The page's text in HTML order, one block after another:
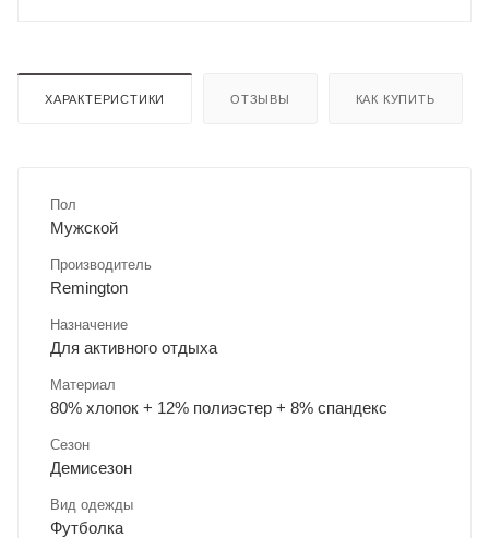
ХАРАКТЕРИСТИКИ ОТЗЫВЫ КАК КУПИТЬ
Пол
Мужской
Производитель
Remington
Назначение
Для активного отдыха
Материал
80% хлопок + 12% полиэстер + 8% спандекс
Сезон
Демисезон
Вид одежды
Футболка